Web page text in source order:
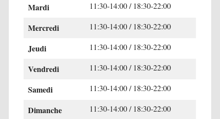
Mardi 11:30-14:00 / 18:30-22:00
Mercredi 11:30-14:00 / 18:30-22:00
Jeudi 11:30-14:00 / 18:30-22:00
Vendredi 11:30-14:00 / 18:30-22:00
Samedi 11:30-14:00 / 18:30-22:00
Dimanche 11:30-14:00 / 18:30-22:00